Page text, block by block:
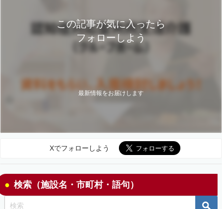
この記事が気に入ったら
フォローしよう
最新情報をお届けします
Xでフォローしよう
検索（施設名・市町村・語句）